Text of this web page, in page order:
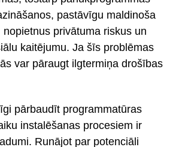
pastāvīgu maldinoša
privātuma riskus un
kaitējumu. Ja šīs problēmas
var pāraugt ilgtermiņa drošības
pārbaudīt programmatūras
instalēšanas procesiem ir
Runājot par potenciāli